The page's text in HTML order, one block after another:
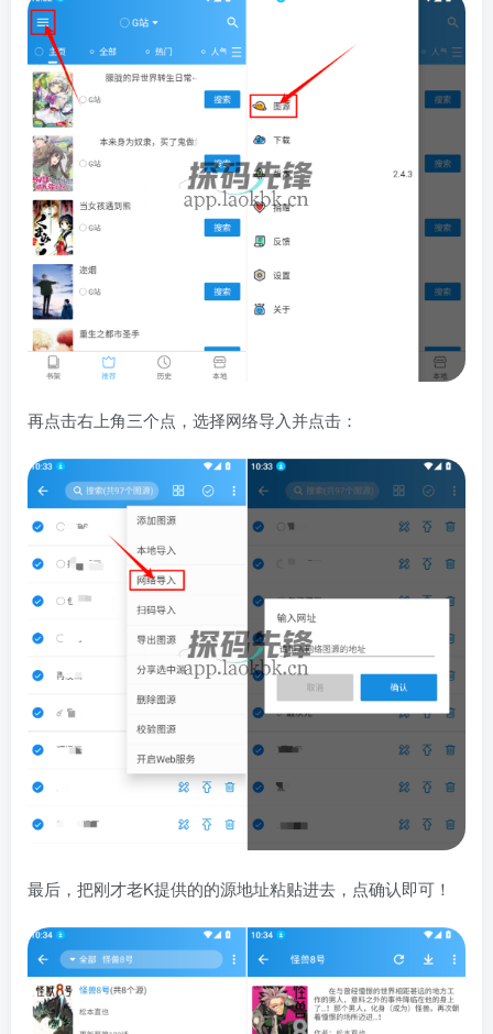
再点击右上角三个点，选择网络导入并点击：
最后，把刚才老K提供的的源地址粘贴进去，点确认即可！